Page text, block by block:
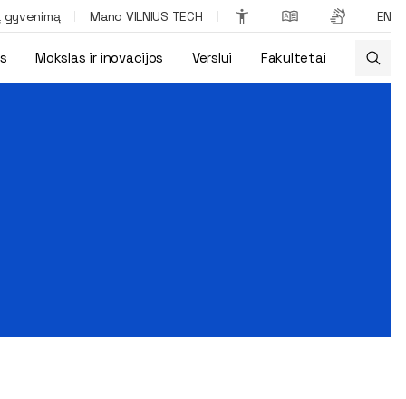
gyvenimą Mano VILNIUS TECH EN
Mokslas ir inovacijos Verslui Fakultetai